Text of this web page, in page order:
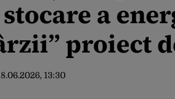
a
proiect
13:30